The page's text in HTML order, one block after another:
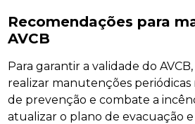
Recomendações para
AVCB
Para garantir a validade do
realizar manutenções
de prevenção e combate a
atualizar o plano de evacuação